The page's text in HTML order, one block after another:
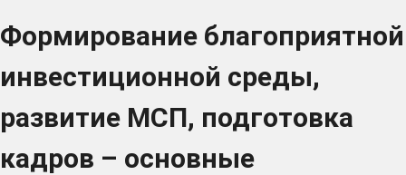
Формирование благоприятной
инвестиционной среды,
развитие МСП, подготовка
кадров – основные